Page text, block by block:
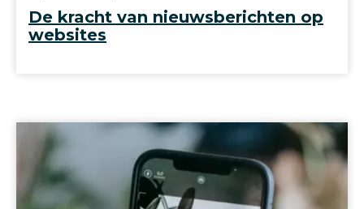
De kracht van nieuwsberichten op
websites